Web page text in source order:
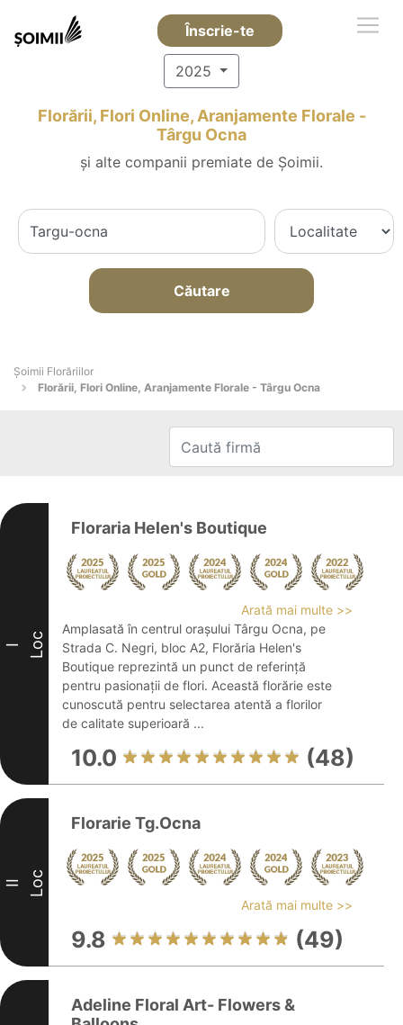
Înscrie-te
2025
Florării, Flori Online, Aranjamente Florale -
Târgu Ocna
și alte companii premiate de Șoimii.
Căutare
Șoimii Florăriilor
Florării, Flori Online, Aranjamente Florale - Târgu Ocna
I Loc
Floraria Helen's Boutique
Arată mai multe >>
Amplasată în centrul orașului Târgu Ocna, pe
Strada C. Negri, bloc A2, Florăria Helen's
Boutique reprezintă un punct de referință
pentru pasionații de flori. Această florărie este
cunoscută pentru selectarea atentă a florilor
de calitate superioară ...
10.0 (48)
II Loc
Florarie Tg.Ocna
Arată mai multe >>
9.8 (49)
Adeline Floral Art- Flowers &